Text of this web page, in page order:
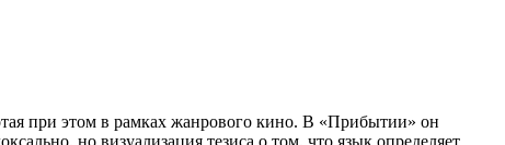
при этом в рамках жанрового кино. В «Прибытии» он
но визуализация тезиса о том, что язык определяет